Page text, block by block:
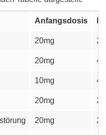
Anfangsdosis
20mg
20mg
10mg
20mg
20mg